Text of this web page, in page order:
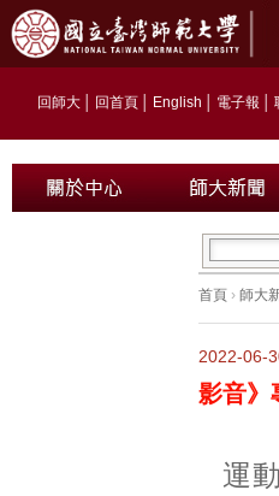
回師大 回首頁 English 電子報
首頁 › 師大
2022-06-
影音》
運